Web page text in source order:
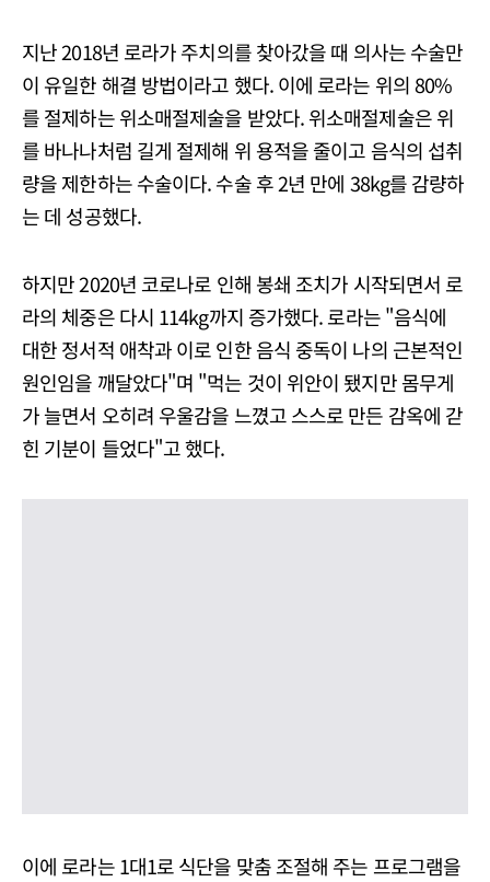
지난 2018년 로라가 주치의를 찾아갔을 때 의사는 수술만
이 유일한 해결 방법이라고 했다. 이에 로라는 위의 80%
를 절제하는 위소매절제술을 받았다. 위소매절제술은 위
를 바나나처럼 길게 절제해 위 용적을 줄이고 음식의 섭취
량을 제한하는 수술이다. 수술 후 2년 만에 38kg를 감량하
는 데 성공했다.
하지만 2020년 코로나로 인해 봉쇄 조치가 시작되면서 로
라의 체중은 다시 114kg까지 증가했다. 로라는 "음식에
대한 정서적 애착과 이로 인한 음식 중독이 나의 근본적인
원인임을 깨달았다"며 "먹는 것이 위안이 됐지만 몸무게
가 늘면서 오히려 우울감을 느꼈고 스스로 만든 감옥에 갇
힌 기분이 들었다"고 했다.
이에 로라는 1대1로 식단을 맞춤 조절해 주는 프로그램을